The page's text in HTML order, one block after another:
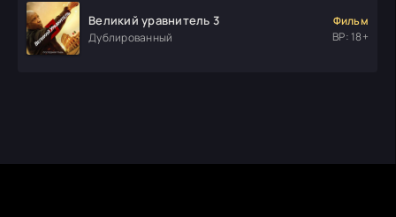
Великий уравнитель 3
Дублированный
Фильм
ВР: 18+